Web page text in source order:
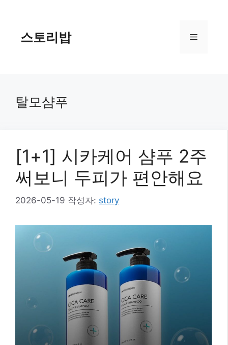
스토리밥 메
탈모샴푸
[1+1] 시카케어 샴푸 2주
써보니 두피가 편안해요
2026-05-19 작성자: story